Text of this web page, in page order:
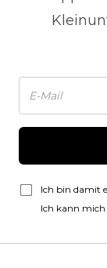
Ich bin damit
Ich kann mich